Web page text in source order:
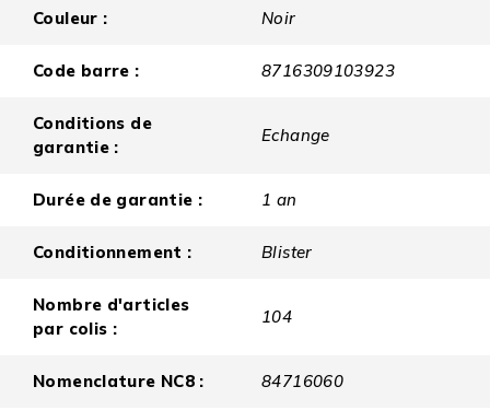
Couleur : Noir
Code barre : 8716309103923
Conditions de
garantie :
Echange
Durée de garantie : 1 an
Conditionnement : Blister
Nombre d'articles
par colis :
104
Nomenclature NC8 : 84716060